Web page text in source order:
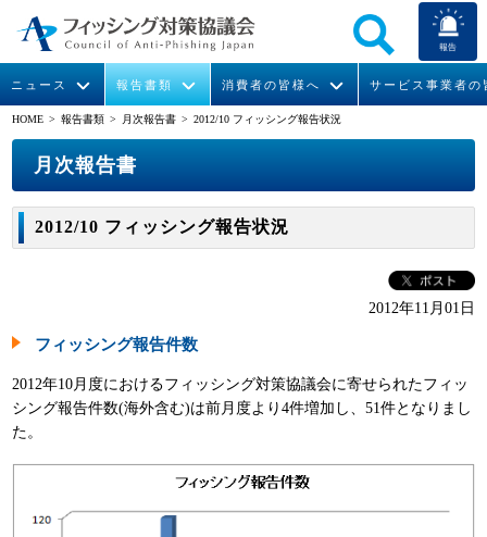
報告
ニュース
イベント
報告書類
月次報告書
消費者の皆様へ
フィッシングの報告
マンガでわかるフィッシング詐欺対策 5ヶ条
サービス事業者の
STOP. THINK. CONNECT.
運営委員紹介
メンバー
HOME > 報告書類 > 月次報告書 > 2012/10 フィッシング報告状況
月次報告書
2012/10 フィッシング報告状況
2012年11月01日
フィッシング報告件数
2012年10月度におけるフィッシング対策協議会に寄せられたフィッ
シング報告件数(海外含む)は前月度より4件増加し、51件となりまし
た。